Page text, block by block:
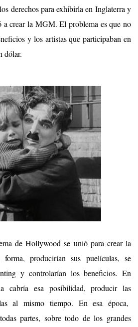
derechos para exhibirla en Inglaterra y
a crear la MGM. El problema es que no
y los artistas que participaban en
dólar.
de Hollywood se unió para crear la
producirían sus puelículas, se
y controlarían los beneficios. En
cabría esa posibilidad, producir las
al mismo tiempo. En esa época,
partes, sobre todo de los grandes